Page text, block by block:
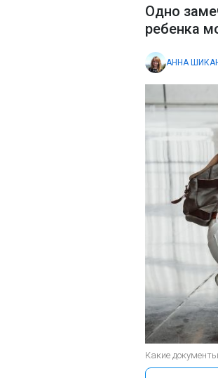
Одно
ребенка
АННА
Какие